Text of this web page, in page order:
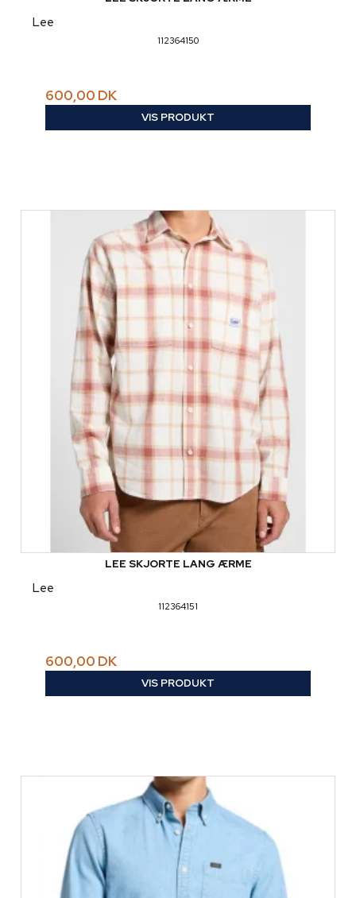
Lee
112364150
600,00 DK
VIS PRODUKT
LEE SKJORTE LANG ÆRME
Lee
112364151
600,00 DK
VIS PRODUKT